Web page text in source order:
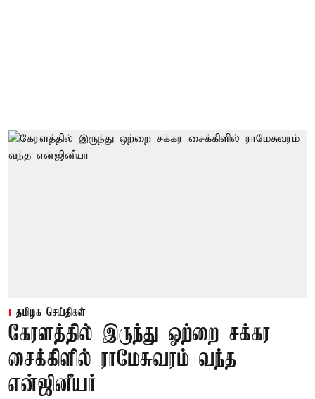
தமிழக செய்திகள்
கேரளத்தில் இருந்து ஒற்றை சக்கர
சைக்கிளில் ராமேசுவரம் வந்த
என்ஜினீயர்